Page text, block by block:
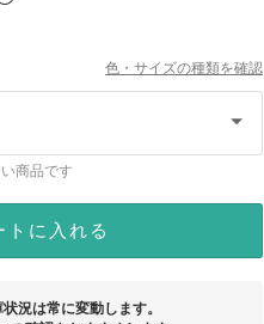
色・サイズの種類を確認
商品です
トに入れる
況は常に変動します。